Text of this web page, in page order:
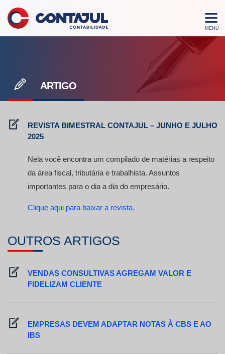
ARTIGO
REVISTA BIMESTRAL CONTAJUL – JUNHO E JULHO
2025
Nela você encontra um compilado de matérias a respeito
da área fiscal, tributária e trabalhista. Assuntos
importantes para o dia a dia do empresário.
Clique aqui para baixar a revista.
OUTROS ARTIGOS
VENDAS CONSULTIVAS AGREGAM VALOR E
FIDELIZAM CLIENTE
EMPRESAS DEVEM ADAPTAR NOTAS À CBS E AO
IBS